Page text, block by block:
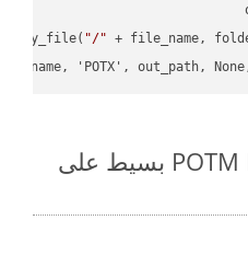
"/" + file_name,
'POTX', out_path,
تحويل POTM Files to POTX بسيط على